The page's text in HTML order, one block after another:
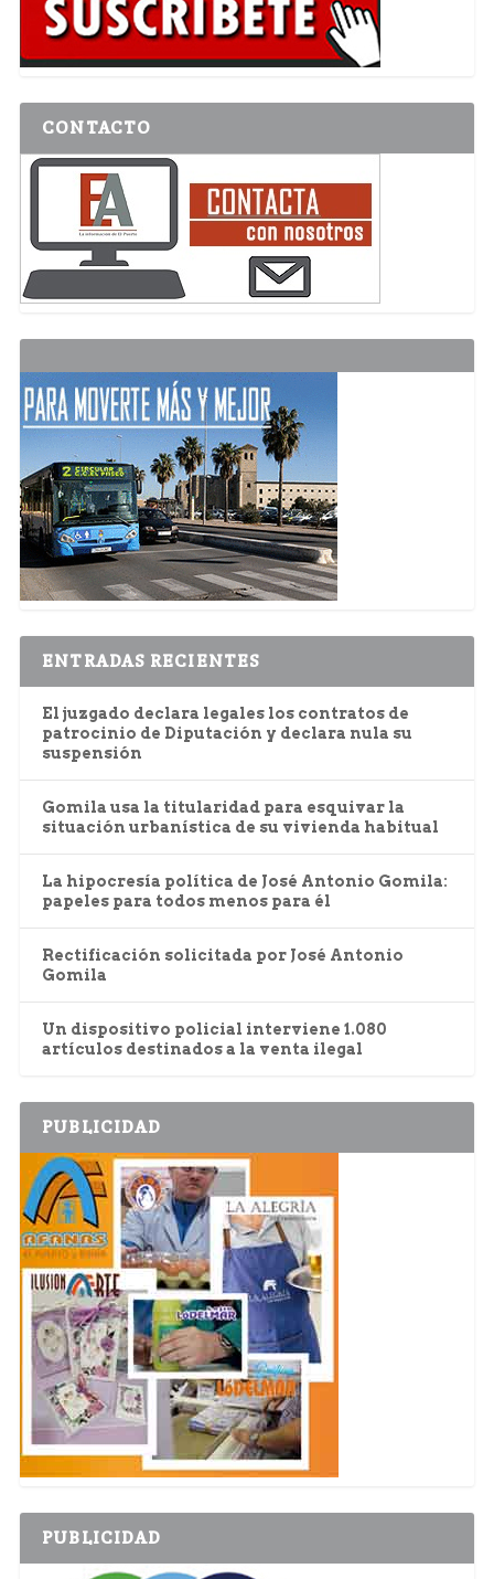
CONTACTO
ENTRADAS RECIENTES
El juzgado declara legales los contratos de
patrocinio de Diputación y declara nula su
suspensión
Gomila usa la titularidad para esquivar la
situación urbanística de su vivienda habitual
La hipocresía política de José Antonio Gomila:
papeles para todos menos para él
Rectificación solicitada por José Antonio
Gomila
Un dispositivo policial interviene 1.080
artículos destinados a la venta ilegal
PUBLICIDAD
PUBLICIDAD